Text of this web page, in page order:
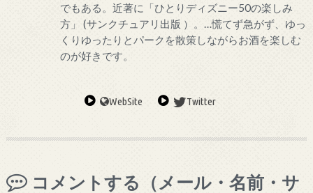
でもある。近著に「ひとりディズニー50の楽しみ
方」 (サンクチュアリ出版 ）。…慌てず急がず、ゆっ
くりゆったりとパークを散策しながらお酒を楽しむ
のが好きです。
WebSite Twitter
コメントする（メール・名前・サ